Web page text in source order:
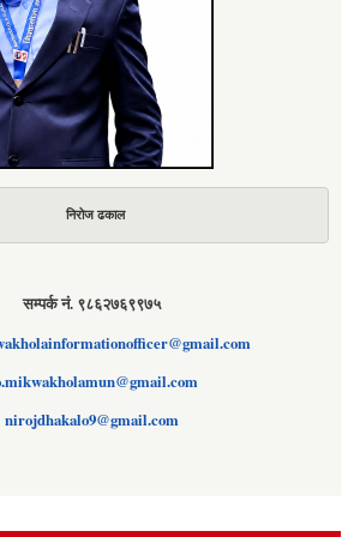
निरोज ढकाल
सम्पर्क नं. ९८६२७६९९७५
nirojdhakalo9@gmail.com